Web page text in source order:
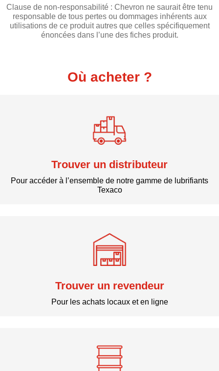
Clause de non-responsabilité : Chevron ne saurait être tenu
responsable de tous pertes ou dommages inhérents aux
utilisations de ce produit autres que celles spécifiquement
énoncées dans l’une des fiches produit.
Où acheter ?
Trouver un distributeur
Pour accéder à l’ensemble de notre gamme de lubrifiants
Texaco
Trouver un revendeur
Pour les achats locaux et en ligne